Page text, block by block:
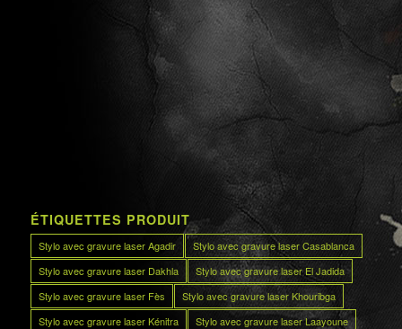
ÉTIQUETTES PRODUIT
Stylo avec gravure laser Agadir
Stylo avec gravure laser Casablanca
Stylo avec gravure laser Dakhla
Stylo avec gravure laser El Jadida
Stylo avec gravure laser Fès
Stylo avec gravure laser Khouribga
Stylo avec gravure laser Kénitra
Stylo avec gravure laser Laayoune